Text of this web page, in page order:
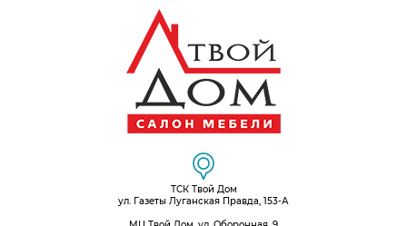
ТСК Твой Дом
ул. Газеты Луганская Правда, 153-А